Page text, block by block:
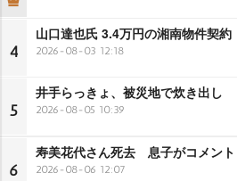
4
山口達也氏 3.4万円の湘南物件契約
2026-08-03 12:18
5
井手らっきょ、被災地で炊き出し
2026-08-05 10:39
6
寿美花代さん死去 息子がコメント
2026-08-06 12:07